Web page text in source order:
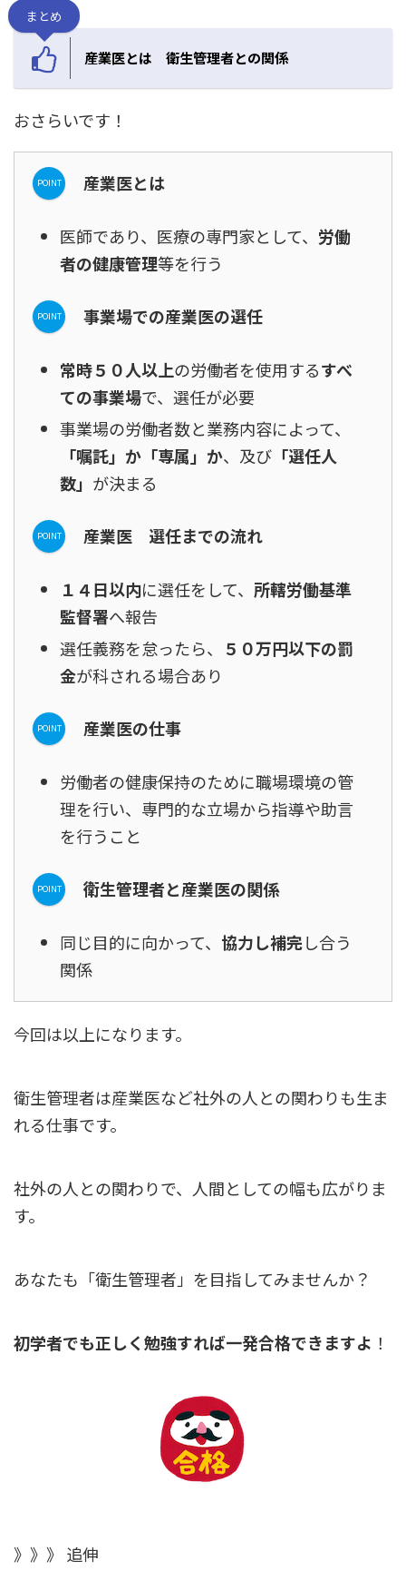
まとめ
産業医とは 衛生管理者との関係
おさらいです！
産業医とは
医師であり、医療の専門家として、 労働
者の健康管理等を行う
事業場での産業医の選任
常時５０人以上の労働者を使用するすべ
ての事業場で、選任が必要
事業場の労働者数と業務内容によって、
「嘱託」か「専属」か、及び 「選任人
数」 が決まる
産業医 選任までの流れ
１４日以内に選任をして、 所轄労働基準
監督署へ報告
選任義務を怠ったら、
５０万円以下の罰
金が科される場合あり
産業医の仕事
労働者の健康保持のために職場環境の管
理を行い、専門的な立場から指導や助言
を行うこと
衛生管理者と産業医の関係
同じ目的に向かって、 協力し補完し合う
関係
今回は以上になります。
衛生管理者は産業医など社外の人との関わりも生ま
れる仕事です。
社外の人との関わりで、人間としての幅も広がりま
す。
あなたも「衛生管理者」を目指してみませんか？
初学者でも正しく勉強すれば一発合格できますよ ！
》》》 追伸